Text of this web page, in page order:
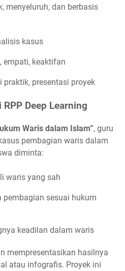
menyeluruh, dan berbasis
kasus
empati, keaktifan
praktik, presentasi proyek
Deep Learning
Waris dalam Islam”, guru
pembagian waris dalam
diminta:
waris yang sah
pembagian sesuai hukum
keadilan dalam waris
mempresentasikan hasilnya
atau infografis. Proyek ini